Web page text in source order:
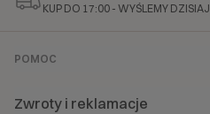
KUP DO 17:00 - WYŚLEMY DZISIAJ
POMOC
Zwroty i reklamacje